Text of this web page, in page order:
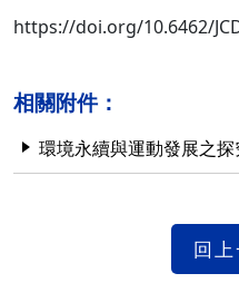
https://doi.org/10.6462/
相關附件：
環境永續與運動發展之探
回